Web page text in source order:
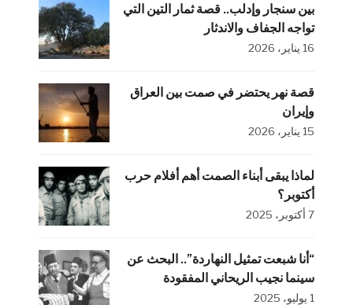
بين سنجار وإدلب.. قصة ثمار التين التي
تواجه الجفاف والاندثار
16 يناير، 2026
قصة نهر يحتضر في صمت بين العراق
وإيران
15 يناير، 2026
لماذا يبقى أبناء الصمت أهم أفلام حرب
أكتوبر؟
7 أكتوبر، 2025
“أنا شبعت تمثيل النهاردة”.. البحث عن
سينما نجيب الريحاني المفقودة
1 يوليو، 2025